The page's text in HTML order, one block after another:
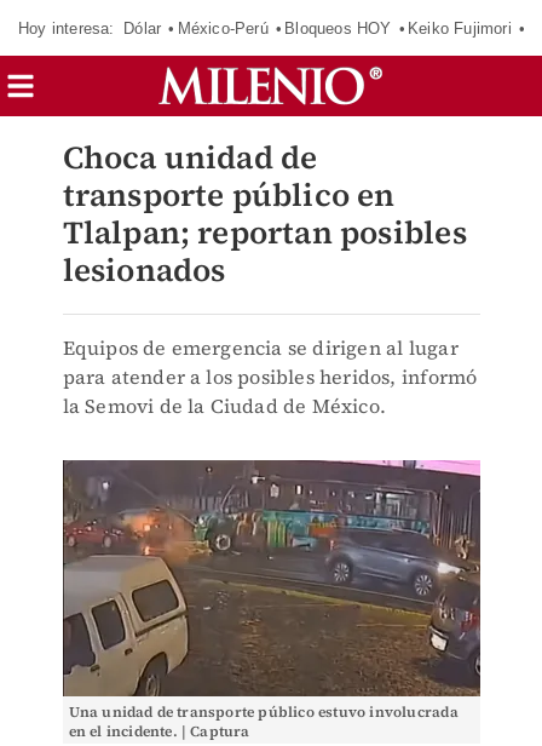
Hoy interesa: Dólar México-Perú Bloqueos HOY Keiko Fujimori
Choca unidad de
transporte público en
Tlalpan; reportan posibles
lesionados
Equipos de emergencia se dirigen al lugar
para atender a los posibles heridos, informó
la Semovi de la Ciudad de México.
Una unidad de transporte público estuvo involucrada
en el incidente. | Captura